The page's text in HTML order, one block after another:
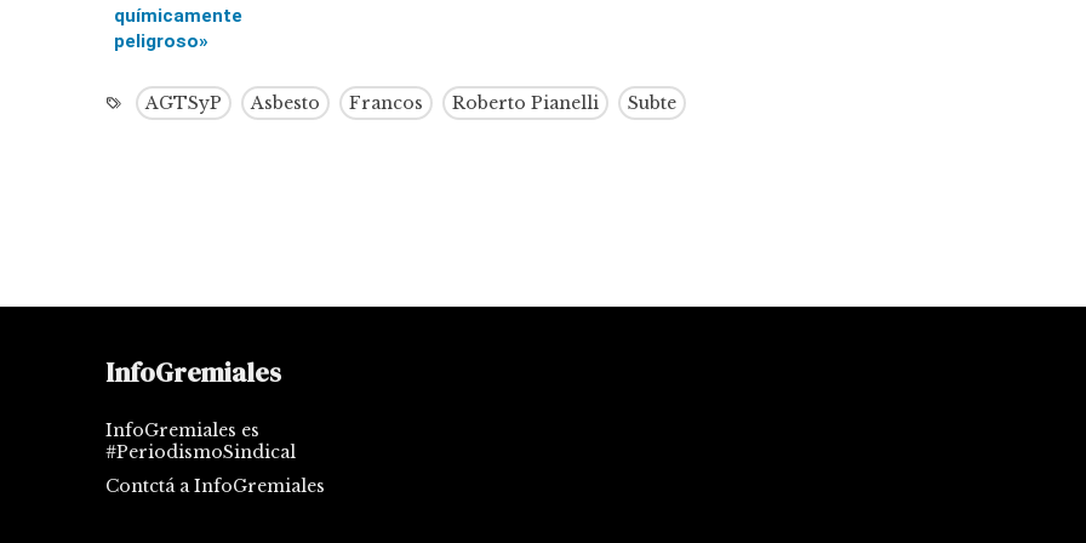
químicamente
peligroso»
AGTSyP Asbesto Francos Roberto Pianelli Subte
InfoGremiales
InfoGremiales es
#PeriodismoSindical
Contctá a InfoGremiales